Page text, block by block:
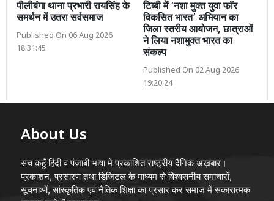
पीलीबंगा थाना प्रभारी रायसिंह के
समर्थन में उतरा सर्वसमाज
Published On 06 Aug 2026
18:31:45
टिब्बी में ‘नशा मुक्त युवा फॉर
विकसित भारत’ अभियान का
जिला स्तरीय आयोजन, छात्राओं
ने लिया नशामुक्त भारत का
संकल्प
Published On 02 Aug 2026
19:20:24
About Us
सच कहूँ हिंदी व पंजाबी भाषा मे प्रकाशित राष्ट्रीय दैनिक अख़बार।
प्रकाशन, प्रसारण तथा डिजिटल के माध्यम से विश्वसनीय समाचारों,
सूचनाओं, सांस्कृतिक एवं नैतिक शिक्षा का प्रसार कर समाज में सकारात्मक